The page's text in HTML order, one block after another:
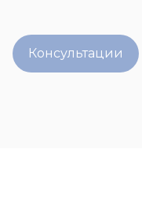
Консультации